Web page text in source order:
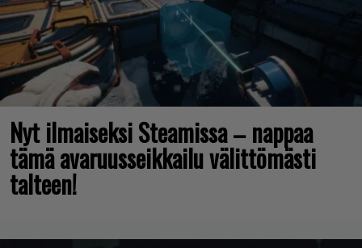
Nyt ilmaiseksi Steamissa – nappaa
tämä avaruusseikkailu välittömästi
talteen!